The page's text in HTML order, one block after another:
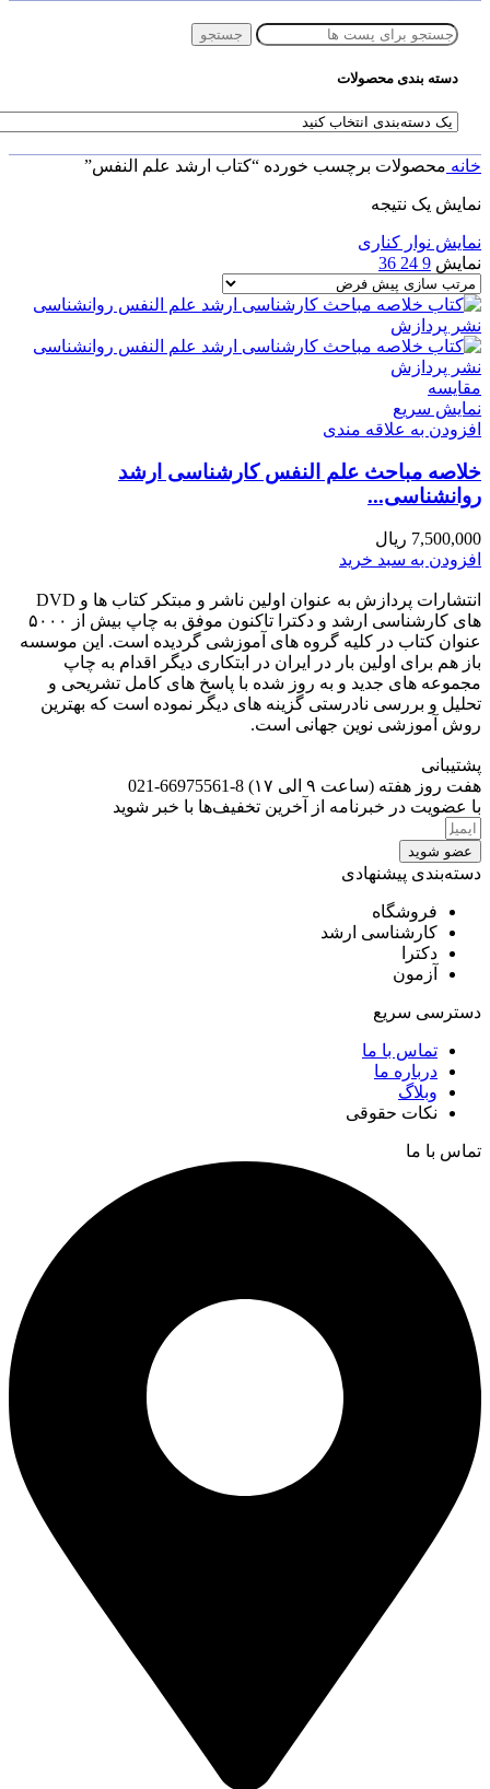
جستجو
دسته بندی محصولات
خانه محصولات برچسب خورده “کتاب ارشد علم النفس”
نمایش یک نتیجه
نمایش نوار کناری
نمایش 9
24
36
مقايسه
نمایش سریع
افزودن به علاقه مندی
خلاصه مباحث علم النفس کارشناسی ارشد
روانشناسی...
7,500,000 ریال
افزودن به سبد خرید
انتشارات پردازش به عنوان اولین ناشر و مبتکر کتاب ها و DVD
های کارشناسی ارشد و دکترا تاکنون موفق به چاپ بیش از ۵۰۰۰
عنوان کتاب در کلیه گروه های آموزشی گردیده است. این موسسه
باز هم برای اولین بار در ایران در ابتکاری دیگر اقدام به چاپ
مجموعه های جدید و به روز شده با پاسخ های کامل تشریحی و
تحلیل و بررسی نادرستی گزینه های دیگر نموده است که بهترین
روش آموزشی نوین جهانی است.
پشتیبانی
هفت روز هفته (ساعت ۹ الی ۱۷) 8-66975561-021
با عضویت در خبرنامه از آخرین تخفیف‌ها با خبر شوید
عضو شوید
دسته‌بندی پیشنهادی
فروشگاه
کارشناسی ارشد
دکترا
آزمون
دسترسی سریع
تماس با ما
درباره ما
وبلاگ
نکات حقوقی
تماس با ما